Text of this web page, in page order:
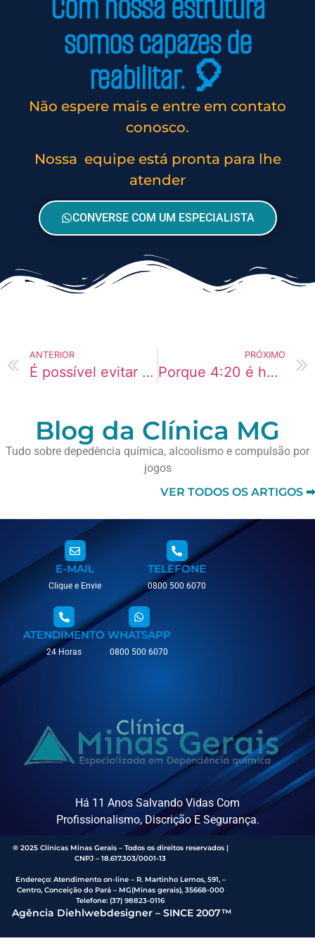
somos capazes de
reabilitar. 🎈
Não espere mais e entre em contato
conosco.
Nossa equipe está pronta para lhe
atender
CONVERSE COM UM ESPECIALISTA
ANTERIOR
É possível evitar recaída?
PRÓXIMO
Porque 4:20 é horário de maconheiro?
Blog da Clínica MG
Tudo sobre depedência química, alcoolismo e compulsão por
jogos
VER TODOS OS ARTIGOS ➡
E-MAIL
Clique e Envie
TELEFONE
0800 500 6070
ATENDIMENTO
24 Horas
WHATSAPP
0800 500 6070
Há 11 Anos Salvando Vidas Com
Profissionalismo, Discrição E Segurança.
® 2025 Clínicas Minas Gerais – Todos os direitos reservados |
CNPJ – 18.617.303/0001-13
Endereço: Atendimento on-line – R. Martinho Lemos, 591, –
Centro, Conceição do Pará – MG(Minas gerais), 35668-000
Telefone:(37) 98823-0116
Agência Diehlwebdesigner – SINCE 2007™